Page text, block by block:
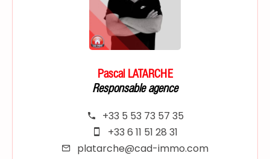
Pascal LATARCHE
Responsable agence
+33 5 53 73 57 35
+33 6 11 51 28 31
platarche@cad-immo.com